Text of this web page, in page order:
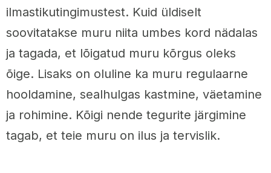
ilmastikutingimustest. Kuid üldiselt
soovitatakse muru niita umbes kord nädalas
ja tagada, et lõigatud muru kõrgus oleks
õige. Lisaks on oluline ka muru regulaarne
hooldamine, sealhulgas kastmine, väetamine
ja rohimine. Kõigi nende tegurite järgimine
tagab, et teie muru on ilus ja tervislik.